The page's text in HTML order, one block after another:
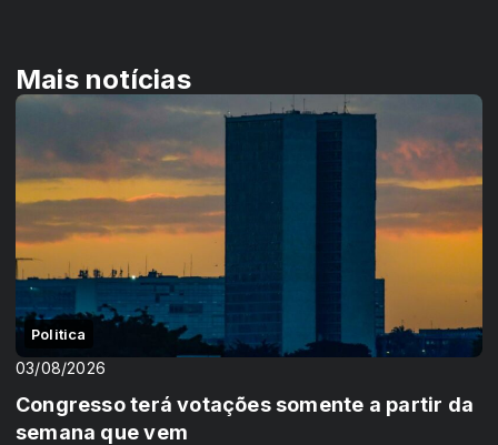
Mais notícias
Politica
03/08/2026
Congresso terá votações somente a partir da
semana que vem